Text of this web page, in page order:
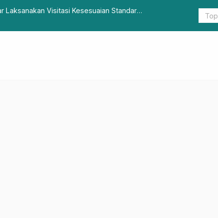
Tradisional Mamuju, Pantau Stabiltas Harga dan Bantu
Dispora